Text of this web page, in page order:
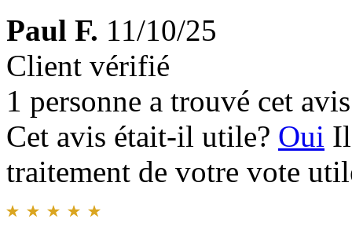
Paul F. 11/10/25
Client vérifié
1 personne a trouvé cet
Cet avis était-il utile? Oui
traitement de votre vote